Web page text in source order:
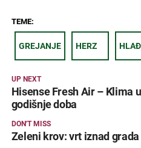
TEME:
GREJANJE HERZ
UP NEXT
Hisense Fresh Air – Klima
godišnje doba
DON'T MISS
Zeleni krov: vrt iznad grada